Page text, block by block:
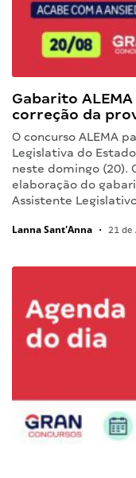
Gabarito
correção da
O concurso ALEMA
Legislativa do
neste domingo (20).
elaboração do
Assistente
Lanna Sant'Anna • 21 de